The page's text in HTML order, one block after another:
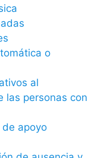
o
al
las personas con
apoyo